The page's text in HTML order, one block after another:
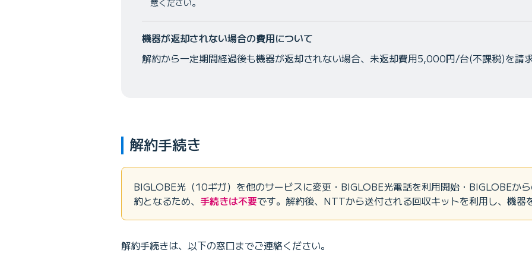
意ください。
機器が返却されない場合の費用について
解約から一定期間経過後も機器が返却されない場合、未返却費用5,000円/台(不課税)を請
解約手続き
BIGLOBE光（10ギガ）を他のサービスに変更・BIGLOBE光電話を利用開始・BIGLOBEか
約となるため、 手続きは不要です。解約後、NTTから送付される回収キットを利用し、機器
解約手続きは、以下の窓口までご連絡ください。